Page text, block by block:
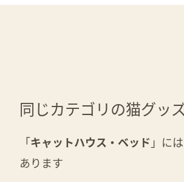
同じカテゴリの猫グッ
「キャットハウス・ベッド 」に
あります